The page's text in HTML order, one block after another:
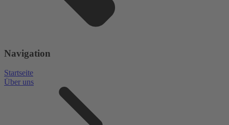
Navigation
Startseite
Über uns